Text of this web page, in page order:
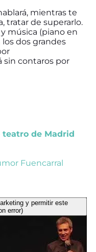
mientras te
tratar de superarlo.
música (piano en
dos grandes
sin contaros por
teatro de Madrid
Fuencarral
y permitir este
error)